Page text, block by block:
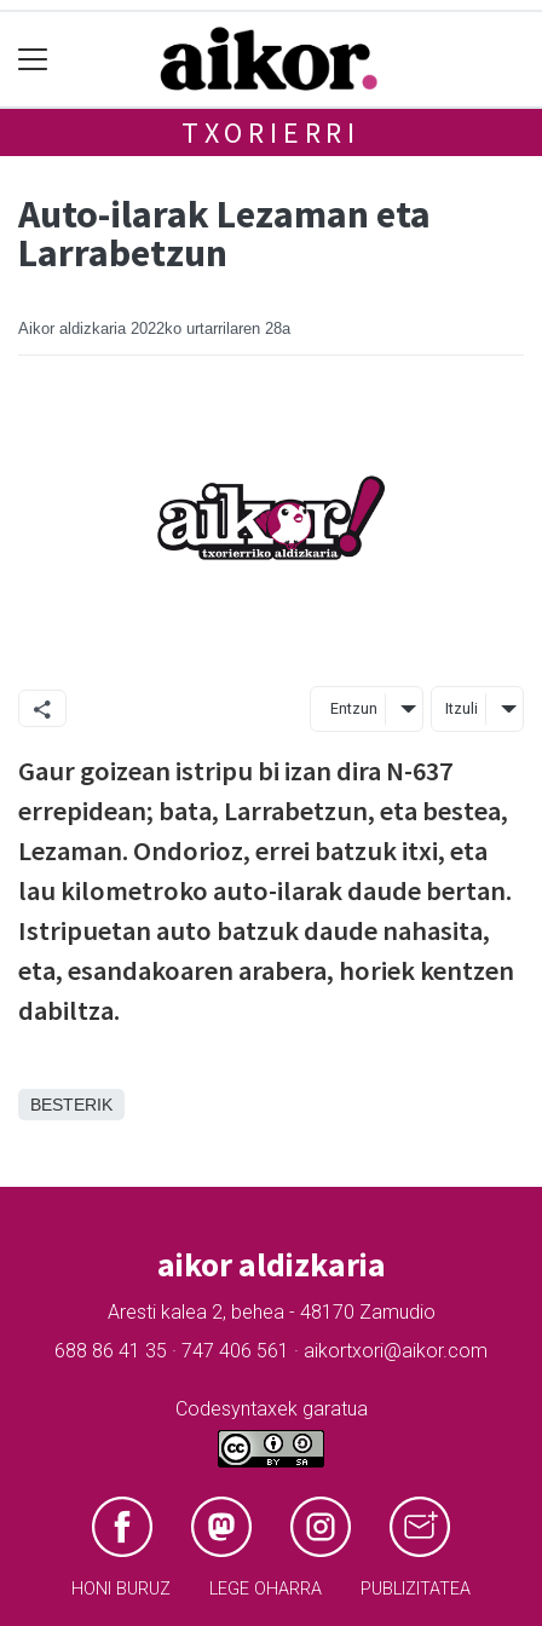
TXORIERRI
Auto-ilarak Lezaman eta
Larrabetzun
Aikor aldizkaria 2022ko urtarrilaren 28a
Entzun Itzuli
Gaur goizean istripu bi izan dira N-637
errepidean; bata, Larrabetzun, eta bestea,
Lezaman. Ondorioz, errei batzuk itxi, eta
lau kilometroko auto-ilarak daude bertan.
Istripuetan auto batzuk daude nahasita,
eta, esandakoaren arabera, horiek kentzen
dabiltza.
BESTERIK
aikor aldizkaria
Aresti kalea 2, behea - 48170 Zamudio
688 86 41 35 · 747 406 561 · aikortxori@aikor.com
Codesyntaxek garatua
HONI BURUZ LEGE OHARRA PUBLIZITATEA